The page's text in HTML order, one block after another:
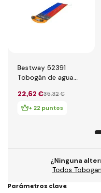
Bestway 52391
Tobogán de agua
4.88m
22,62 €35,32 €
+ 22 puntos
¿Ninguna
Todos
Parámetros clave